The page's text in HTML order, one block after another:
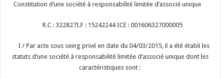
Constitution d’une société à responsabilité limitée d’associé unique
R.C : 322827I.F : 15242244 ICE : 001606327000005
I / Par acte sous seing privé en date du 04/03/2015, il a été établi les
statuts d’une société à responsabilité limitée d’associé unique dont les
caractéristiques sont :